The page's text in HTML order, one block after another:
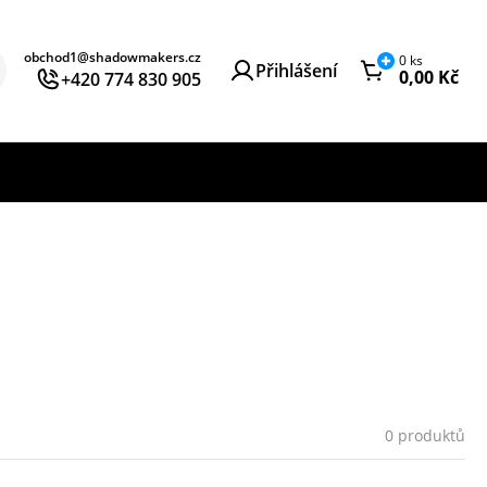
obchod1@shadowmakers.cz
+420 774 830 905 Přihlášení 0ks
0,00 Kč
0 produktů